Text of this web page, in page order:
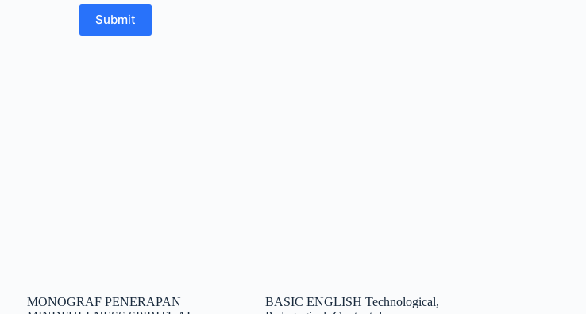
Submit
MONOGRAF PENERAPAN
BASIC ENGLISH Technological,